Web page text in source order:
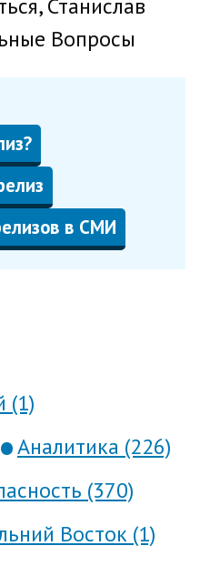
Станислав
Вопросы
в СМИ
(1)
Аналитика (226)
(370)
Восток (1)